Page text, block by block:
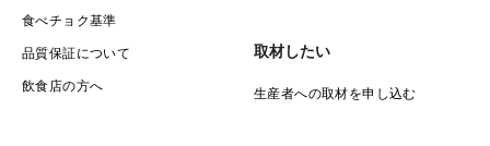
食べチョク基準
品質保証について
飲食店の方へ
取材したい
生産者への取材を申し込む